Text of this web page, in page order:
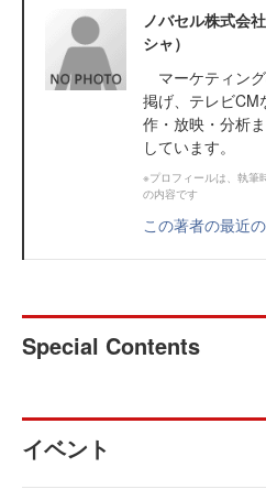
ノバセル株式会
シャ）
マーケティン
掲げ、テレビCM
作・放映・分析
しています。
※プロフィールは、執筆
の内容です
この著者の最近
Special Contents
イベント